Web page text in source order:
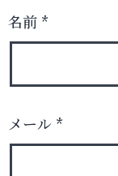
名前 *
メール *